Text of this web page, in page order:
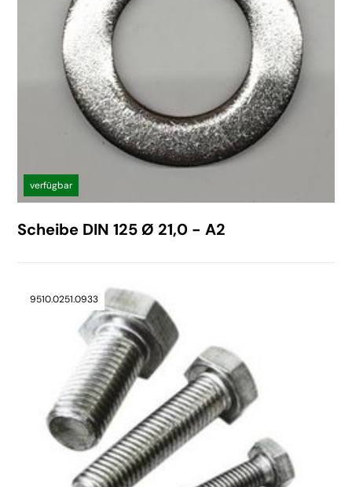
verfügbar
Scheibe DIN 125 Ø 21,0 - A2
9510.0251.0933